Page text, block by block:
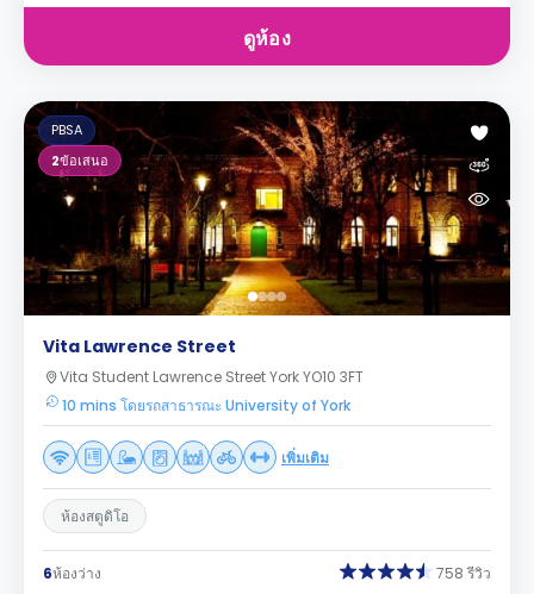
ดูห้อง
PBSA
2ข้อเสนอ
Vita Lawrence Street
Vita Student Lawrence Street York YO10 3FT
10 mins โดยรถสาธารณะ University of York
เพิ่มเติม
ห้องสตูดิโอ
6ห้องว่าง 758 รีวิว